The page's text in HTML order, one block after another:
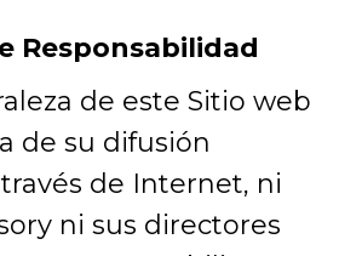
Responsabilidad
de este Sitio web
de su difusión
de Internet, ni
ni sus directores